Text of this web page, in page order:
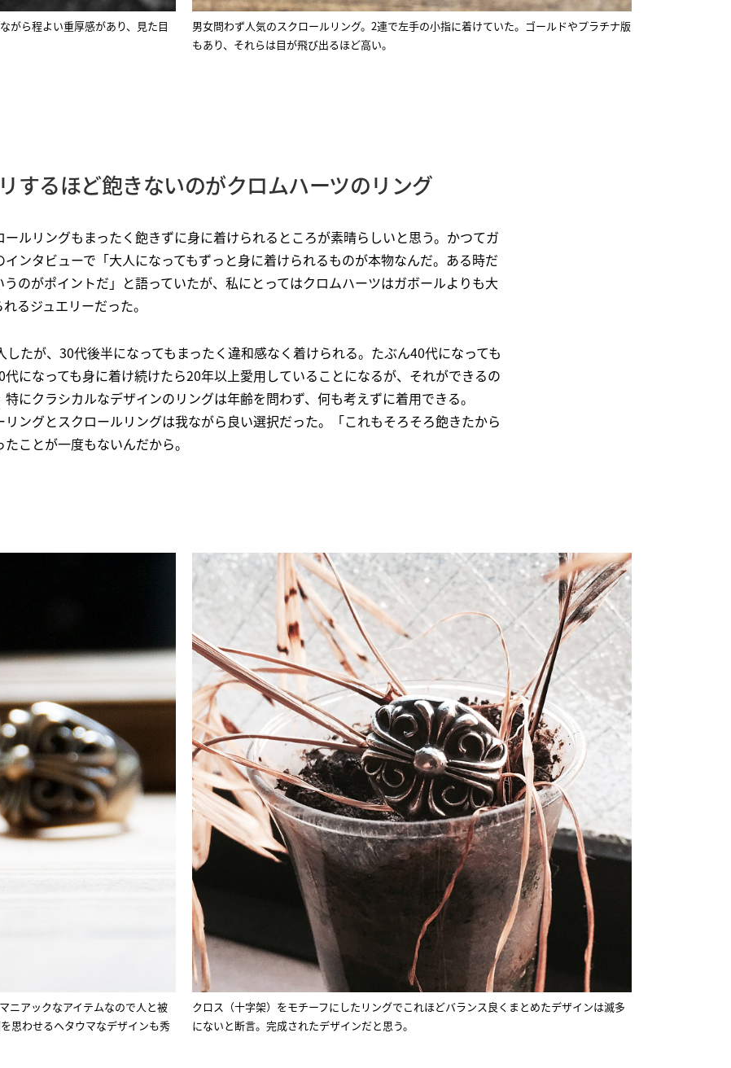
がら程よい重厚感があり、見た目
男女問わず人気のスクロールリング。2連で左手の小指に着けていた。ゴールドやプラチナ版
もあり、それらは目が飛び出るほど高い。
するほど飽きないのがクロムハーツのリング
ルリングもまったく飽きずに身に着けられるところが素晴らしいと思う。かつてガ
ンタビューで「大人になってもずっと身に着けられるものが本物なんだ。ある時だ
のがポイントだ」と語っていたが、私にとってはクロムハーツはガボールよりも大
るジュエリーだった。
したが、30代後半になってもまったく違和感なく着けられる。たぶん40代になっても
代になっても身に着け続けたら20年以上愛用していることになるが、それができるの
にクラシカルなデザインのリングは年齢を問わず、何も考えずに着用できる。
ングとスクロールリングは我ながら良い選択だった。「これもそろそろ飽きたから
ことが一度もないんだから。
ニアックなアイテムなので人と被
思わせるヘタウマなデザインも秀
クロス（十字架）をモチーフにしたリングでこれほどバランス良くまとめたデザインは滅多
にないと断言。完成されたデザインだと思う。